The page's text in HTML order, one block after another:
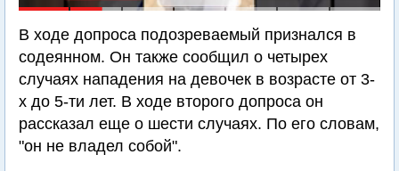
В ходе допроса подозреваемый признался в
содеянном. Он также сообщил о четырех
случаях нападения на девочек в возрасте от 3-
х до 5-ти лет. В ходе второго допроса он
рассказал еще о шести случаях. По его словам,
"он не владел собой".